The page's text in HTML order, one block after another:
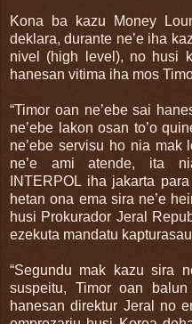
Kona ba kazu Money
deklara, durante ne’e iha
nivel (high level), no husi
hanesan vitima iha mos
“Timor oan ne’ebe sai
ne’ebe lakon osan to’o
ne’ebe servisu ho nia mak
ne’e ami atende, ita
INTERPOL iha jakarta
hetan ona ema sira ne’e
husi Prokurador Jeral
ezekuta mandatu
“Segundu mak kazu sira
suspeitu, Timor oan
hanesan direktur Jeral no